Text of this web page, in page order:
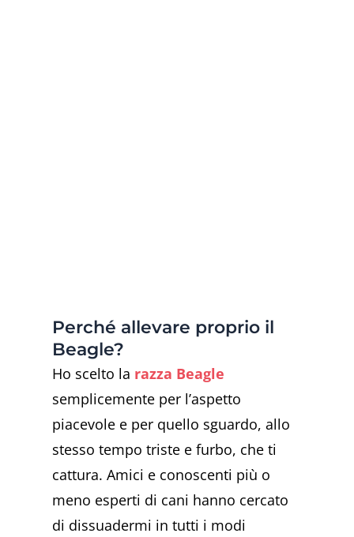
Perché allevare proprio il
Beagle?
Ho scelto la razza Beagle
semplicemente per l’aspetto
piacevole e per quello sguardo, allo
stesso tempo triste e furbo, che ti
cattura. Amici e conoscenti più o
meno esperti di cani hanno cercato
di dissuadermi in tutti i modi